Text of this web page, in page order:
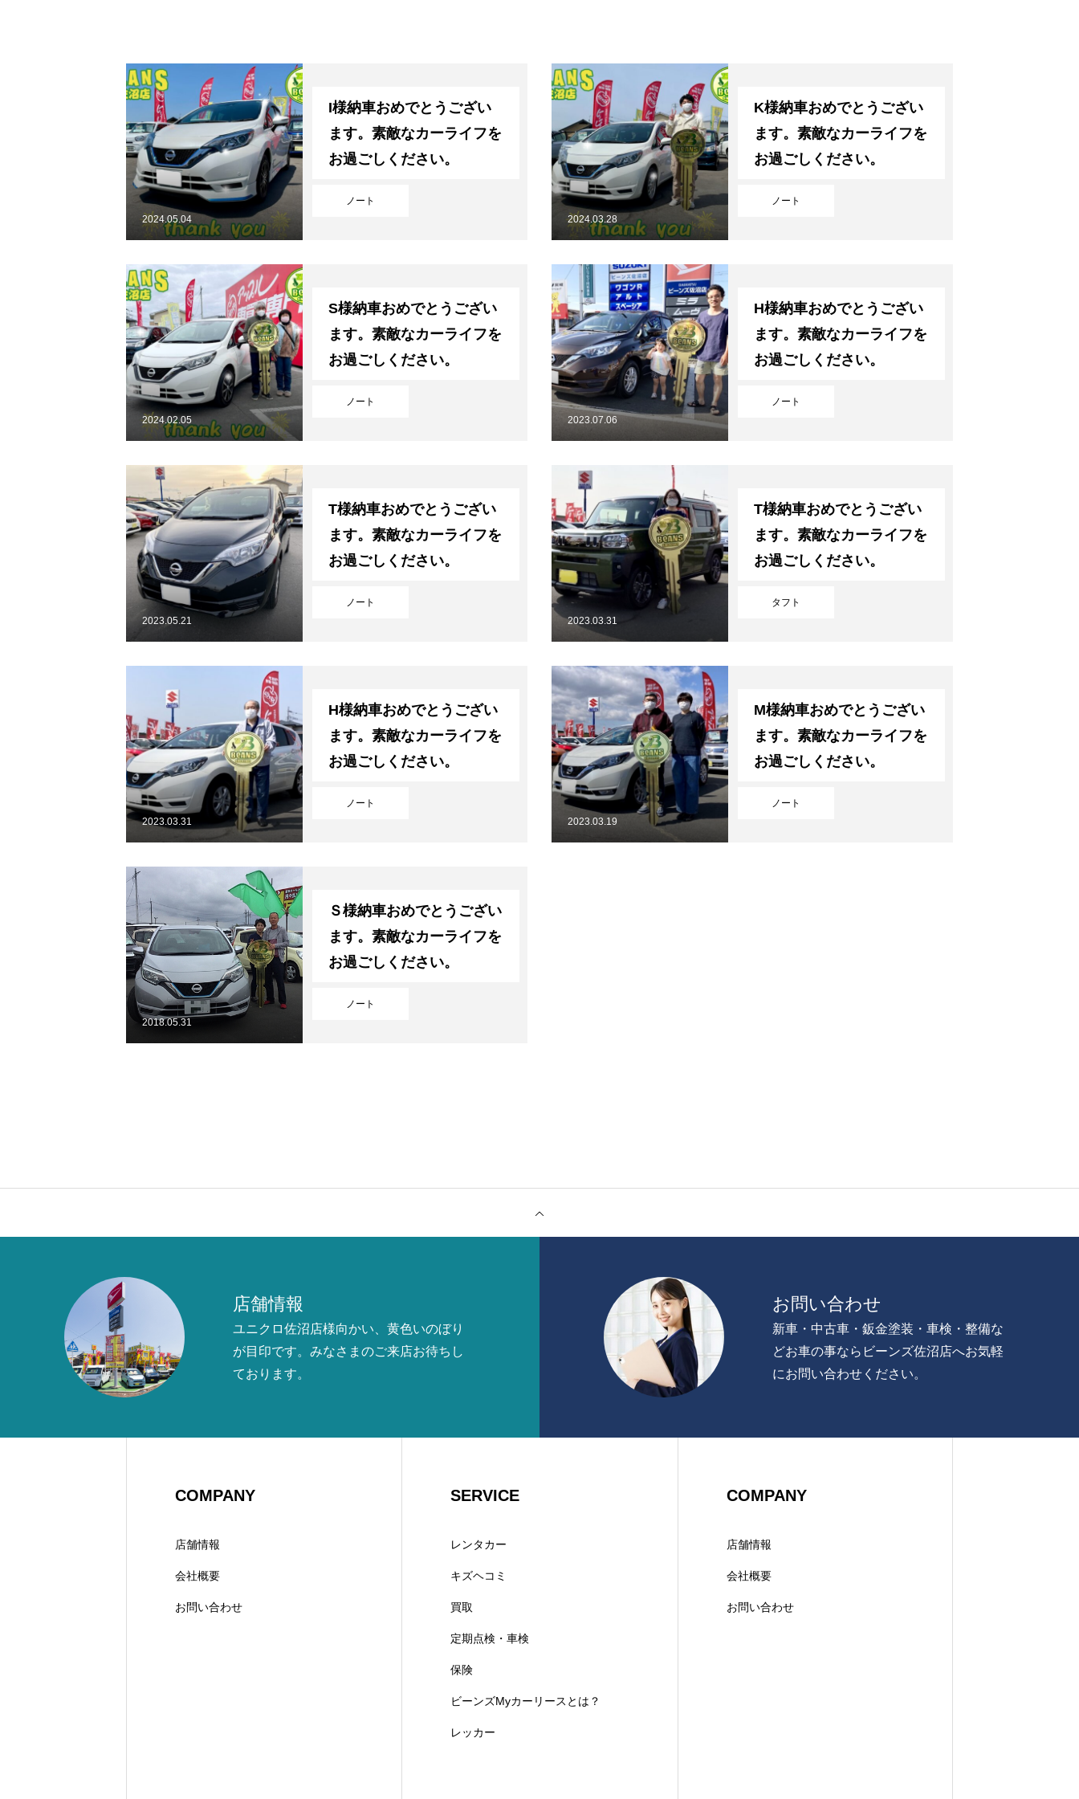
新着情報 プライバシーポリシー サイトマップ
ノート
I様納車おめでとうござい
ます。素敵なカーライフを
お過ごしください。
2024.05.04
ノート
K様納車おめでとうござい
ます。素敵なカーライフを
お過ごしください。
2024.03.28
ノート
S様納車おめでとうござい
ます。素敵なカーライフを
お過ごしください。
2024.02.05
ノート
H様納車おめでとうござい
ます。素敵なカーライフを
お過ごしください。
2023.07.06
ノート
T様納車おめでとうござい
ます。素敵なカーライフを
お過ごしください。
2023.05.21
タフト
T様納車おめでとうござい
ます。素敵なカーライフを
お過ごしください。
2023.03.31
ノート
H様納車おめでとうござい
ます。素敵なカーライフを
お過ごしください。
2023.03.31
ノート
M様納車おめでとうござい
ます。素敵なカーライフを
お過ごしください。
2023.03.19
ノート
Ｓ様納車おめでとうござい
ます。素敵なカーライフを
お過ごしください。
2018.05.31
店舗情報
ユニクロ佐沼店様向かい、黄色いのぼり
が目印です。みなさまのご来店お待ちし
ております。
お問い合わせ
新車・中古車・鈑金塗装・車検・整備な
どお車の事ならビーンズ佐沼店へお気軽
にお問い合わせください。
COMPANY
店舗情報
会社概要
お問い合わせ
SERVICE
レンタカー
キズヘコミ
買取
定期点検・車検
保険
ビーンズMyカーリースとは？
レッカー
COMPANY
店舗情報
会社概要
お問い合わせ